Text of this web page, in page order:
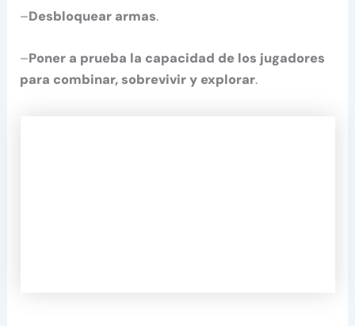
–Desbloquear armas.
–Poner a prueba la capacidad de los jugadores
para combinar, sobrevivir y explorar.